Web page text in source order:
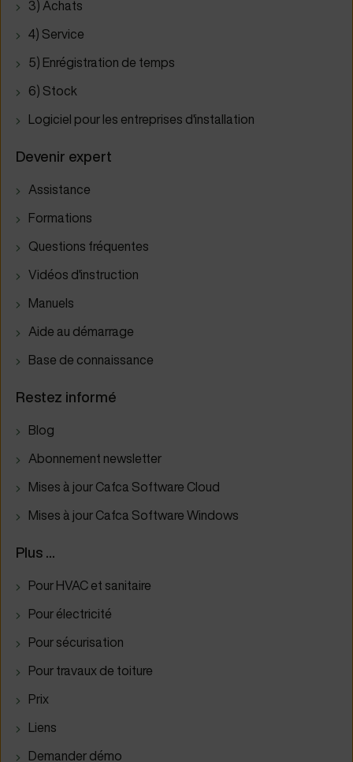
3) Achats
4) Service
5) Enrégistration de temps
6) Stock
Logiciel pour les entreprises d'installation
Devenir expert
Assistance
Formations
Questions fréquentes
Vidéos d'instruction
Manuels
Aide au démarrage
Base de connaissance
Restez informé
Blog
Abonnement newsletter
Mises à jour Cafca Software Cloud
Mises à jour Cafca Software Windows
Plus ...
Pour HVAC et sanitaire
Pour électricité
Pour sécurisation
Pour travaux de toiture
Prix
Liens
Demander démo